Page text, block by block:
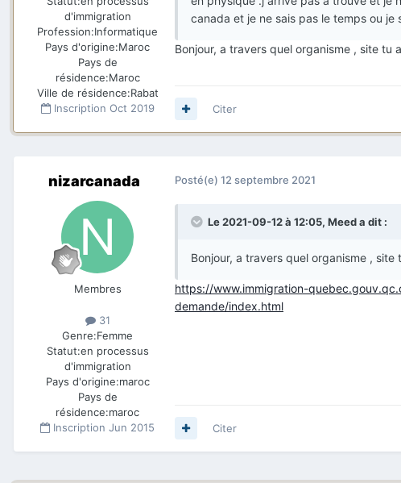
d'immigration
Profession:Informatique
Pays d'origine:Maroc
Pays de
résidence:Maroc
Ville de résidence:Rabat
Inscription Oct 2019
canada et je ne sais pas le temps ou je
Bonjour, a travers quel organisme , site tu
Citer
nizarcanada
Membres
31
Genre:Femme
Statut:en processus
d'immigration
Pays d'origine:maroc
Pays de
résidence:maroc
Inscription Jun 2015
Posté(e) 12 septembre 2021
Le 2021-09-12 à 12:05, Meeda dit :
Bonjour, a travers quel organisme ,
https://www.immigration-
demande/index.html
Citer